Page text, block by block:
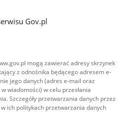
Gov.pl
mogą zawierać adresy skrzynek
z odnośnika będącego adresem e-
jego danych (adres e-mail oraz
wiadomości) w celu przesłania
Szczegóły przetwarzania danych przez
ich politykach przetwarzania danych